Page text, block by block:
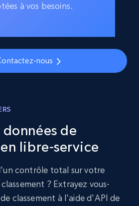
à vos besoins.
nous
de
libre-service
contrôle total sur votre
? Extrayez vous-
classement à l'aide d'API de